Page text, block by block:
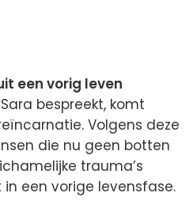
een vorig leven
bespreekt, komt
Volgens deze
die nu geen botten
trauma’s
een vorige levensfase.